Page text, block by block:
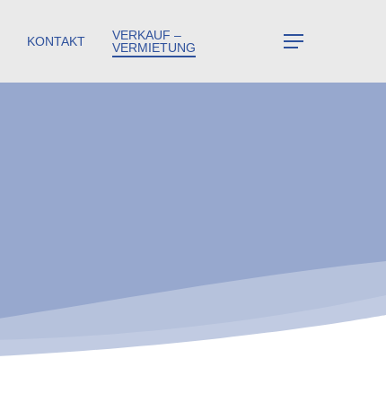
KONTAKT
VERKAUF –
VERMIETUNG
Menu